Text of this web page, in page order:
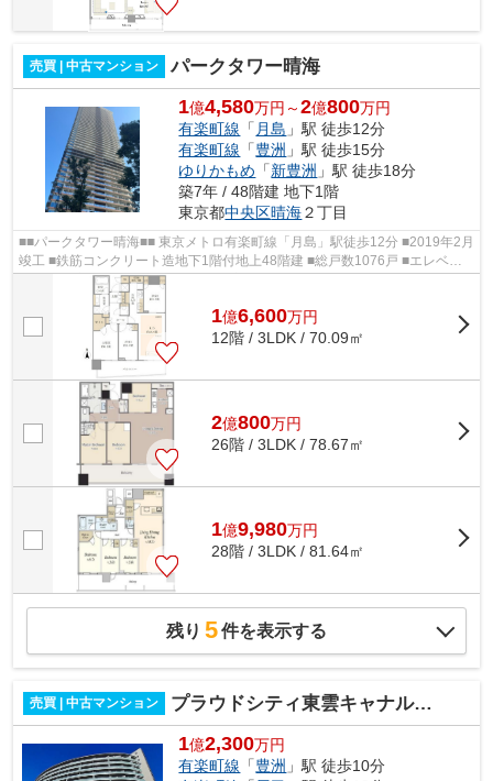
売買 | 中古マンション パークタワー晴海
1億4,580万円～2億800万円
有楽町線 「 月島 」駅 徒歩12分
有楽町線 「豊洲 」駅 徒歩15分
ゆりかもめ 「新豊洲 」駅 徒歩18分
築7年 / 48階建 地下1階
東京都中央区晴海２丁目
■■パークタワー晴海■■ 東京メトロ有楽町線「月島」駅徒歩12分 ■2019年2月
竣工 ■鉄筋コンクリート造地下1階付地上48階建 ■総戸数1076戸 ■エレベー
ター12基完備 ■ダブルオートロック完...
1億6,600万円
12階 / 3LDK / 70.09㎡
2億800万円
26階 / 3LDK / 78.67㎡
1億9,980万円
28階 / 3LDK / 81.64㎡
残り 5件を表示する
売買 | 中古マンション プラウドシティ東雲キャナルマークス
1億2,300万円
有楽町線 「豊洲 」駅 徒歩10分